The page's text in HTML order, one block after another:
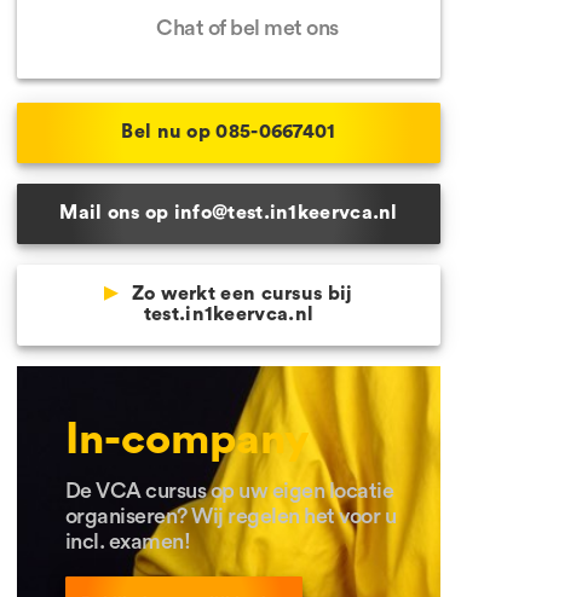
VCA Schijndel
Alle locaties
Chat of bel met ons
Bel nu op 085-0667401
Mail ons op info@test.in1keervca.nl
Zo werkt een cursus bij
test.in1keervca.nl
In-company
De VCA cursus op uw eigen locatie
organiseren? Wij regelen het voor u
incl. examen!